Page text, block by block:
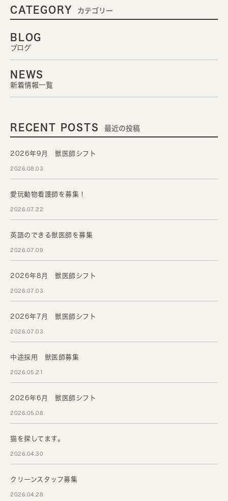
CATEGORY カテゴリー
BLOG
ブログ
NEWS
新着情報一覧
RECENT POSTS 最近の投稿
2026年9月 獣医師シフト
2026.08.03
愛玩動物看護師を募集！
2026.07.22
英語のできる獣医師を募集
2026.07.09
2026年8月 獣医師シフト
2026.07.03
2026年7月 獣医師シフト
2026.07.03
中途採用 獣医師募集
2026.05.21
2026年6月 獣医師シフト
2026.05.08
猫を探してます。
2026.04.30
クリーンスタッフ募集
2026.04.28